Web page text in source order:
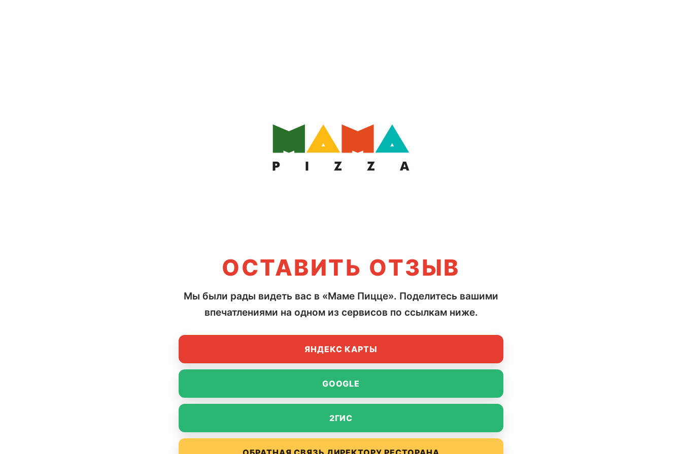
ОСТАВИТЬ ОТЗЫВ
Мы были рады видеть вас в «Маме Пицце». Поделитесь вашими
впечатлениями на одном из сервисов по ссылкам ниже.
ЯНДЕКС КАРТЫ
GOOGLE
2ГИС